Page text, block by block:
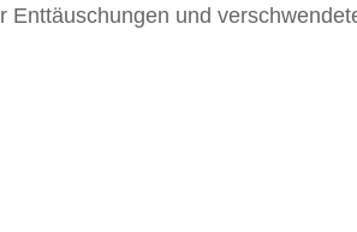
Enttäuschungen und